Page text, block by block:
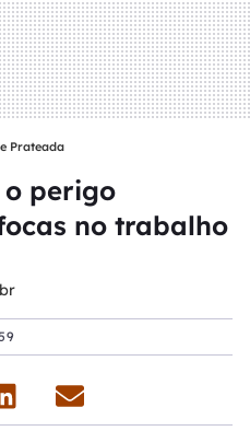
Prateada
perigo
no trabalho